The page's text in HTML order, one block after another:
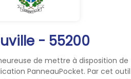
- 55200
de mettre à disposition de
PanneauPocket. Par cet outil